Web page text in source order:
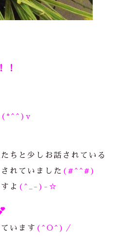
！
(*^^)v
ちと少しお話されている
れていました (#^^#)
よ (^_-)-☆
います (^O^)／